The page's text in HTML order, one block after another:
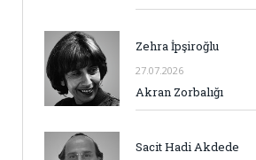
Zehra İpşiroğlu
27.07.2026
Akran Zorbalığı
Sacit Hadi Akdede